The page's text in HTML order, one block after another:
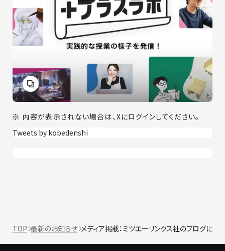
内容が表示されない場合は、Xにログインしてください。
Tweets by kobedenshi
TOP 最新のお知らせ メディア掲載：ミツエーリンクス社のブログに